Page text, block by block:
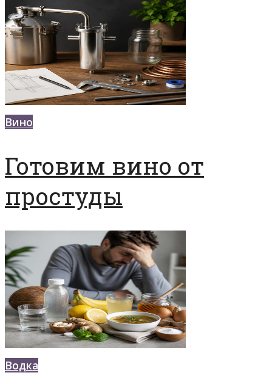
Вино
Готовим вино от
простуды
Водка